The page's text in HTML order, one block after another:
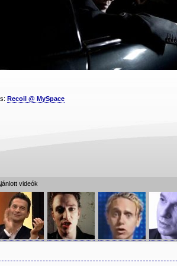
Recoil @ MySpace
videók